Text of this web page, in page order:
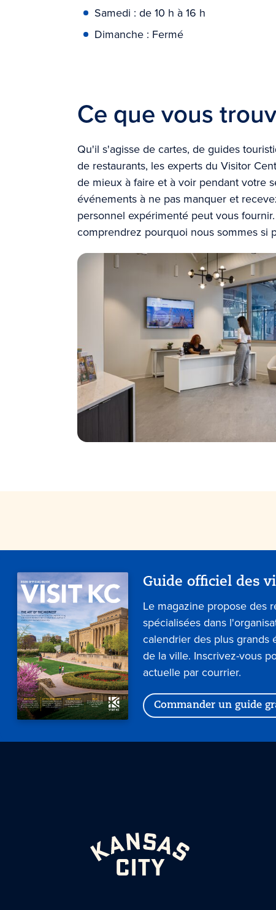
Samedi : de 10 h à 16 h
Dimanche : Fermé
Ce que vous
Qu'il s'agisse de cartes, de guides
de restaurants, les experts du Visitor
de mieux à faire et à voir pendant votre
événements à ne pas manquer et
personnel expérimenté peut vous
comprendrez pourquoi nous sommes si
Guide officiel des
Le magazine propose des
spécialisées dans
calendrier des plus grands
de la ville. Inscrivez-vous
actuelle par courrier.
Commander un guide